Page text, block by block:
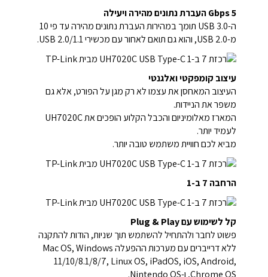
5 Gbps העברת נתונים מהירה ויעילה
ה-USB 3.0 תומך במהירות העברת נתונים מהירה עד פי 10
מ-USB 2.0, והוא גם תואם לאחור עם מכשירי USB 2.0/1.1.
עיצוב קומפקטי ואלגנטי
העיצוב המאחסן את עצמו לא רק מגן על הפורט, אלא גם
משפר את הניידות.
המארז מאלומיניום והכבל הקלוע הופכים את UH7020C
לעמיד יותר.
מביא לכם חוויית משתמש טובה יותר.
הרחבה 7 ב-1
קל לשימוש עם Plug & Play
פשוט לחבר ולהתחיל להשתמש תוך שניות, הודות להתקנה
ללא דרייברים עם מערכות ההפעלה Mac OS, Windows
11/10/8.1/8/7, Linux OS, iPadOS, iOS, Android,
Chrome OS, ו-Nintendo OS.